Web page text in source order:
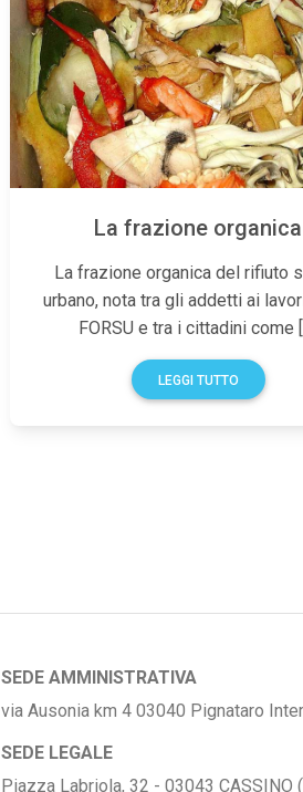
La frazione organica
La frazione organica del rifiuto
urbano, nota tra gli addetti ai
FORSU e tra i cittadini come
LEGGI TUTTO
SEDE AMMINISTRATIVA
via Ausonia km 4 03040 Pignataro
SEDE LEGALE
Piazza Labriola, 32 - 03043 CASSINO